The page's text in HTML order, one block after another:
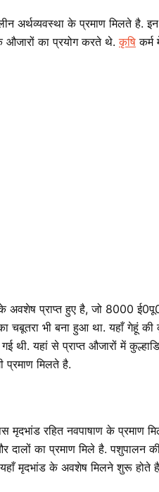
अर्थव्यवस्था के प्रमाण मिलते है.
औजारों का प्रयोग करते थे.कृषि कर्म
के अवशेष प्राप्त हुए है, जो 8000
चबूतरा भी बना हुआ था. यहाँ गेहूं
यहां से प्राप्त औजारों में
प्रमाण मिलते है.
रहित नवपाषाण के प्रमाण
दालों का प्रमाण मिले है.
मृदभांड के अवशेष मिलने शुरू होते